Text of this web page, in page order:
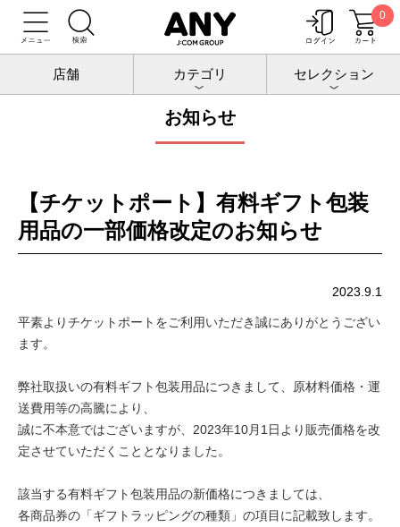
0
店舗 カテゴリ セレクション
トップ お知らせ
お知らせ
【チケットポート】有料ギフト包装
用品の一部価格改定のお知らせ
2023.9.1
平素よりチケットポートをご利用いただき誠にありがとうござい
ます。
弊社取扱いの有料ギフト包装用品につきまして、原材料価格・運
送費用等の高騰により、
誠に不本意ではございますが、2023年10月1日より販売価格を改
定させていただくこととなりました。
該当する有料ギフト包装用品の新価格につきましては、
各商品券の「ギフトラッピングの種類」の項目に記載致します。